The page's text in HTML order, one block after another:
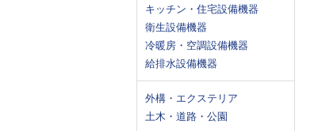
キッチン・住宅設備機器
衛生設備機器
冷暖房・空調設備機器
給排水設備機器
外構・エクステリア
土木・道路・公園